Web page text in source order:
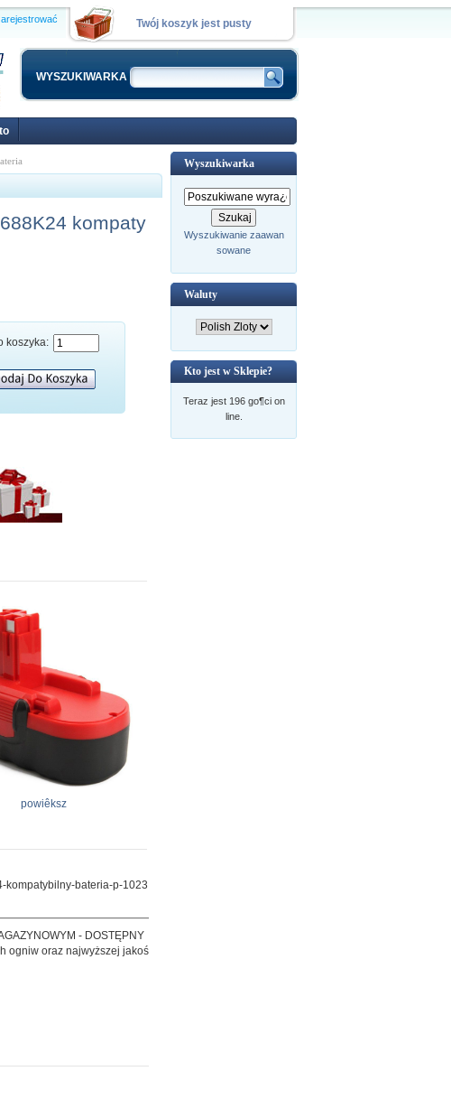
Twój koszyk jest pusty
WYSZUKIWARKA
kompaty
koszyka:
powiêksz
kompatybilny-bateria-p-1023
- DOSTĘPNY
ogniw oraz najwyższej jakoś
Wyszukiwarka
Wyszukiwanie zaawan
sowane
Waluty
Kto jest w Sklepie?
Teraz jest 196 go¶ci on
line.